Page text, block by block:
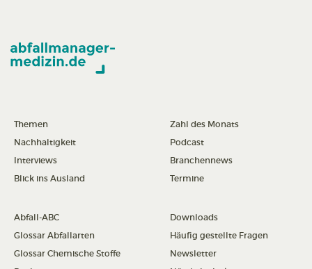
Themen
Nachhaltigkeit
Interviews
Blick ins Ausland
Zahl des Monats
Podcast
Branchennews
Termine
Abfall-ABC
Glossar Abfallarten
Glossar Chemische Stoffe
Downloads
Häufig gestellte Fragen
Newsletter